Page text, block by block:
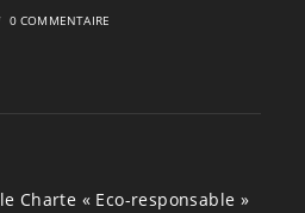
0 COMMENTAIRE
Charte « Eco-responsable »